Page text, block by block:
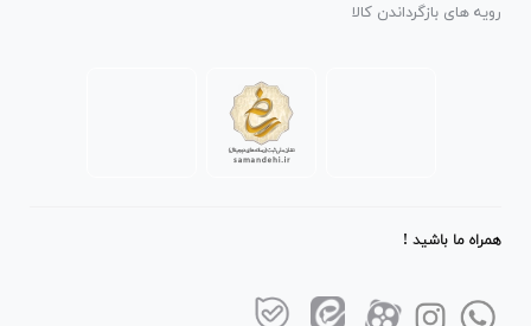
رویه های بازگرداندن کالا
همراه ما باشید !